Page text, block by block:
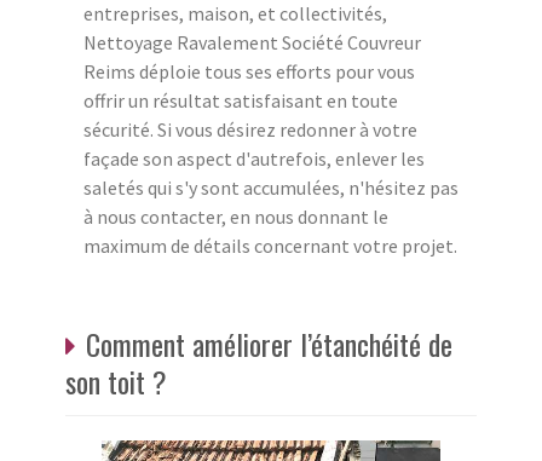
entreprises, maison, et collectivités,
Nettoyage Ravalement Société Couvreur
Reims déploie tous ses efforts pour vous
offrir un résultat satisfaisant en toute
sécurité. Si vous désirez redonner à votre
façade son aspect d'autrefois, enlever les
saletés qui s'y sont accumulées, n'hésitez pas
à nous contacter, en nous donnant le
maximum de détails concernant votre projet.
Comment améliorer l’étanchéité de
son toit ?